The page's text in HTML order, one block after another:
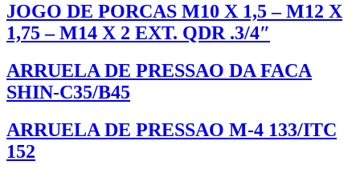
JOGO DE PORCAS M10 X 1,5 – M12 X
1,75 – M14 X 2 EXT. QDR .3/4″
ARRUELA DE PRESSAO DA FACA
SHIN-C35/B45
ARRUELA DE PRESSAO M-4 133/ITC
152